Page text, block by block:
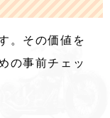
。その価値を
の事前チェッ